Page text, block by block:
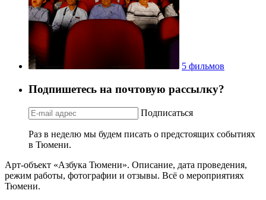
5 фильмов
Подпишетесь на почтовую рассылку?
Подписаться
Раз в неделю мы будем писать о предстоящих событиях
в Тюмени.
Арт-объект «Азбука Тюмени». Описание, дата проведения,
режим работы, фотографии и отзывы. Всё о мероприятиях
Тюмени.